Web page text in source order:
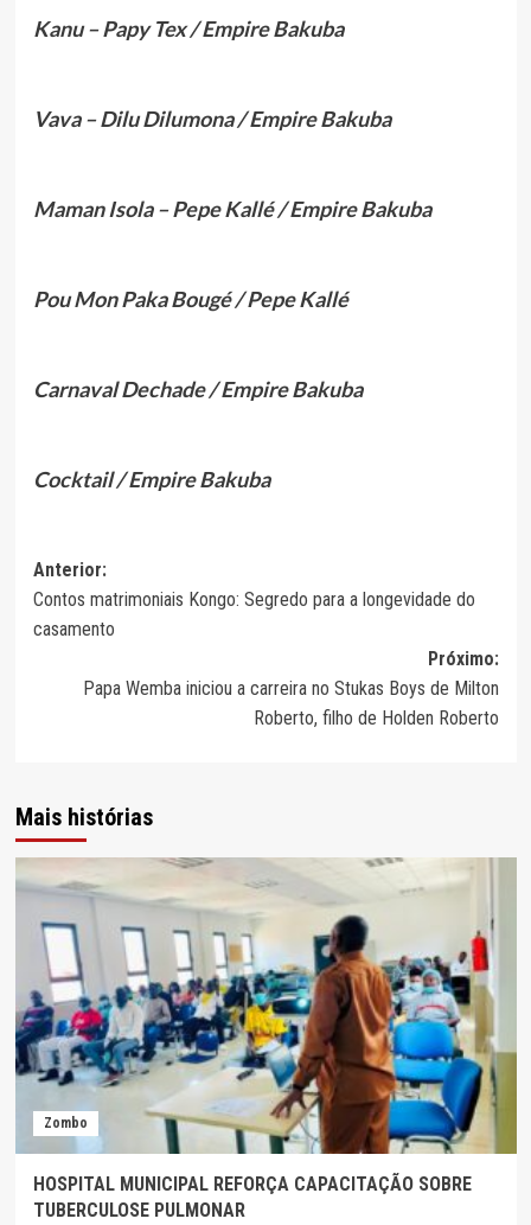
Kanu – Papy Tex / Empire Bakuba
Vava – Dilu Dilumona / Empire Bakuba
Maman Isola – Pepe Kallé / Empire Bakuba
Pou Mon Paka Bougé / Pepe Kallé
Carnaval Dechade / Empire Bakuba
Cocktail / Empire Bakuba
Navegação
de
Anterior:
Contos matrimoniais Kongo: Segredo para a longevidade do
casamento
Próximo:
Papa Wemba iniciou a carreira no Stukas Boys de Milton
Roberto, filho de Holden Roberto
Mais histórias
Zombo
HOSPITAL MUNICIPAL REFORÇA CAPACITAÇÃO SOBRE
TUBERCULOSE PULMONAR